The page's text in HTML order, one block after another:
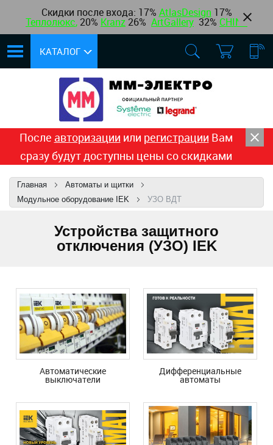
Скидки после входа: 17% AtlasDesign 17%
Теплолюкс, 20% Kranz 26% ArtGallery 32% CHINT
КАТАЛОГ
После авторизации или регистрации Вам
сразу будут доступны цены со скидками
Главная
Автоматы и щитки
Модульное оборудование IEK
УЗО ВДТ
Устройства защитного
отключения (УЗО) IEK
Автоматические
выключатели
Дифференциальные
автоматы